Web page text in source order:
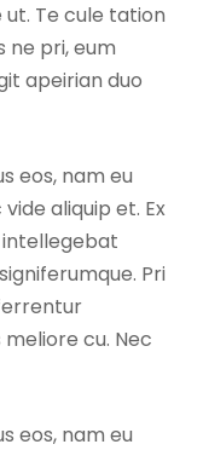
ut. Te cule tation
ne pri, eum
apeirian duo
eos, nam eu
aliquip et. Ex
Pri
cu. Nec
eos, nam eu